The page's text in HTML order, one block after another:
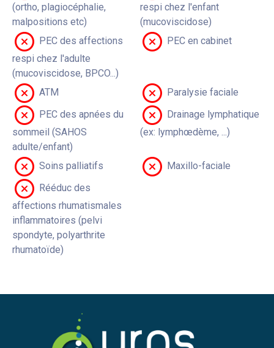
(ortho, plagiocéphalie,
malpositions etc)
respi chez l'enfant
(mucoviscidose)
PEC des affections
respi chez l'adulte
(mucoviscidose, BPCO...)
PEC en cabinet
ATM
Paralysie faciale
PEC des apnées du
sommeil (SAHOS
adulte/enfant)
Drainage lymphatique
(ex: lymphœdème, ...)
Soins palliatifs
Maxillo-faciale
Rééduc des
affections rhumatismales
inflammatoires (pelvi
spondyte, polyarthrite
rhumatoïde)